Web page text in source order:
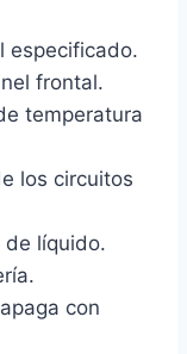
especificado.
frontal.
temperatura
los circuitos
de líquido.
con